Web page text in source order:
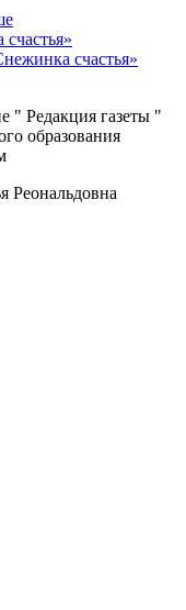
счастья»
" Редакция газеты "
образования
Реональдовна